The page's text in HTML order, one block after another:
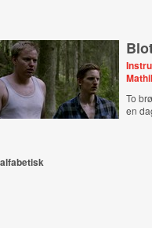
To
en
alfabetisk